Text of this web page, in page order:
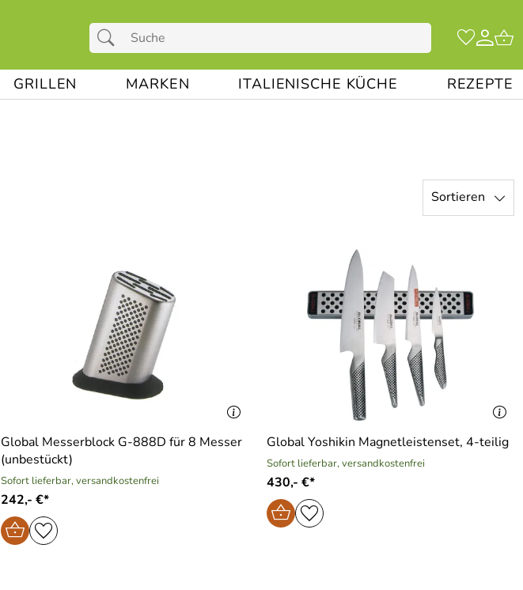
GRILLEN MARKEN ITALIENISCHE KÜCHE REZEPTE
Sortieren
Global Messerblock G-888D für 8 Messer
(unbestückt)
Sofort lieferbar, versandkostenfrei
242,- €*
Global Yoshikin Magnetleistenset, 4-teilig
Sofort lieferbar, versandkostenfrei
430,- €*